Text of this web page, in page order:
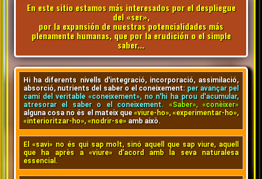
En este sitio estamos más interesados por el despliegue
del «ser»,
por la expansión de nuestras potencialidades más
plenamente humanas, que por la erudición o el simple
saber...
Hi ha diferents nivells d'integració, incorporació, assimilació,
absorció, nutrients del saber o el coneixement: per avançar pel
camí del veritable «coneixement», no n'hi ha prou d'acumular,
atresorar el saber o el coneixement.
«Saber», «conèixer»
alguna cosa no és el mateix que«viure-ho», «experimentar-ho»,
«interioritzar-ho», «nodrir-se»amb això.
El «savi» no és qui sap molt, sinó aquell que sap viure, aquell
que ha après a «viure» d’acord amb la seva naturalesa
essencial.